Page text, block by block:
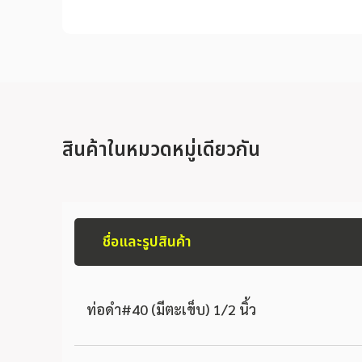
สินค้าในหมวดหมู่เดียวกัน
ชื่อและรูปสินค้า
ท่อดำ#40 (มีตะเข็บ) 1/2 นิ้ว